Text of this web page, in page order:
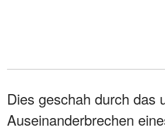
Dies geschah durch das
Auseinanderbrechen